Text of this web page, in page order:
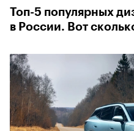
Топ-5 популярных
в России. Вот